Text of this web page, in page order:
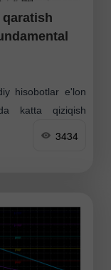
hisobotlar e'lon
katta qiziqish
ega va aniq
juda sekin
3434